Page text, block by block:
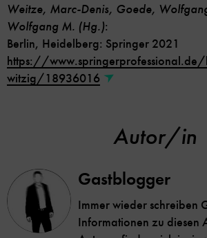
Weitze, Marc-Denis, Goede,
Wolfgang M. (Hg.):
Berlin, Heidelberg: Springer 2021
https://www.springerprofessional.de/
witzig/18936016
Autor/in
Gastblogger
Immer wieder schreiben
Informationen zu diesen